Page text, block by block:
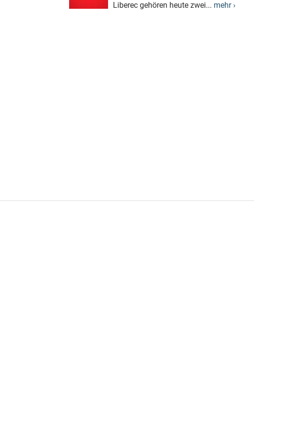
Liberec gehören heute zwei... mehr ›